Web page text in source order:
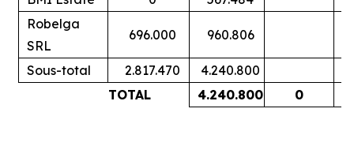
Robelga
SRL
696.000 960.806
Sous-total 2.817.470
4.240.800
TOTAL
4.240.800 0